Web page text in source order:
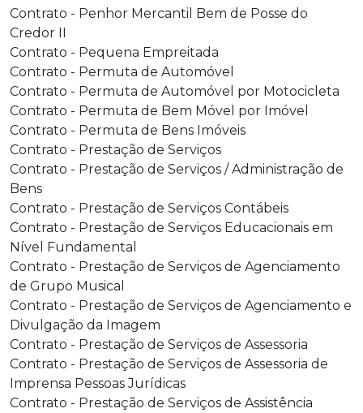
Contrato - Penhor Mercantil Bem de Posse do
Credor II
Contrato - Pequena Empreitada
Contrato - Permuta de Automóvel
Contrato - Permuta de Automóvel por Motocicleta
Contrato - Permuta de Bem Móvel por Imóvel
Contrato - Permuta de Bens Imóveis
Contrato - Prestação de Serviços
Contrato - Prestação de Serviços / Administração de
Bens
Contrato - Prestação de Serviços Contábeis
Contrato - Prestação de Serviços Educacionais em
Nível Fundamental
Contrato - Prestação de Serviços de Agenciamento
de Grupo Musical
Contrato - Prestação de Serviços de Agenciamento e
Divulgação da Imagem
Contrato - Prestação de Serviços de Assessoria
Contrato - Prestação de Serviços de Assessoria de
Imprensa Pessoas Jurídicas
Contrato - Prestação de Serviços de Assistência